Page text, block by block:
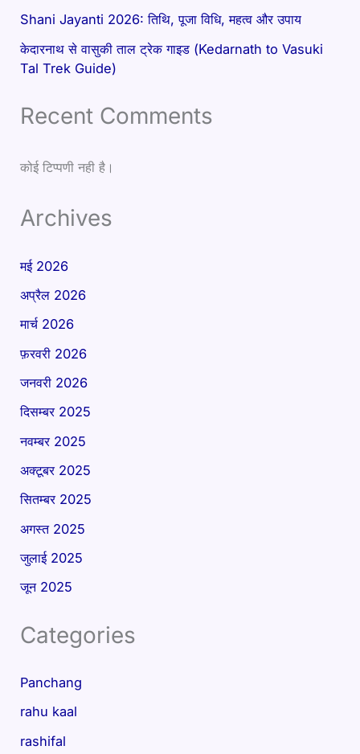
Shani Jayanti 2026: तिथि, पूजा विधि, महत्व और उपाय
केदारनाथ से वासुकी ताल ट्रेक गाइड (Kedarnath to Vasuki
Tal Trek Guide)
Recent Comments
कोई टिप्पणी नही है।
Archives
मई 2026
अप्रैल 2026
मार्च 2026
फ़रवरी 2026
जनवरी 2026
दिसम्बर 2025
नवम्बर 2025
अक्टूबर 2025
सितम्बर 2025
अगस्त 2025
जुलाई 2025
जून 2025
Categories
Panchang
rahu kaal
rashifal